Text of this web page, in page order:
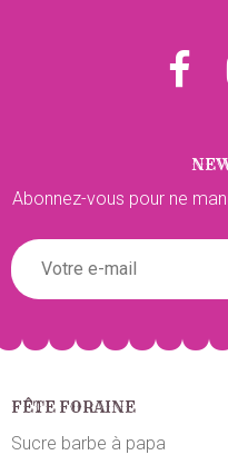
Abonnez-vous pour ne
FÊTE FORAINE
Sucre barbe à papa